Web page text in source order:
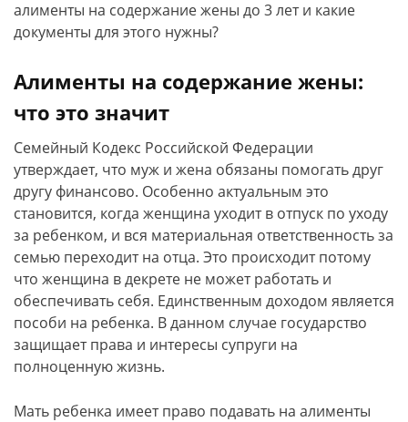
алименты на содержание жены до 3 лет и какие
документы для этого нужны?
Алименты на содержание жены:
что это значит
Семейный Кодекс Российской Федерации
утверждает, что муж и жена обязаны помогать друг
другу финансово. Особенно актуальным это
становится, когда женщина уходит в отпуск по уходу
за ребенком, и вся материальная ответственность за
семью переходит на отца. Это происходит потому
что женщина в декрете не может работать и
обеспечивать себя. Единственным доходом является
пособи на ребенка. В данном случае государство
защищает права и интересы супруги на
полноценную жизнь.
Мать ребенка имеет право подавать на алименты